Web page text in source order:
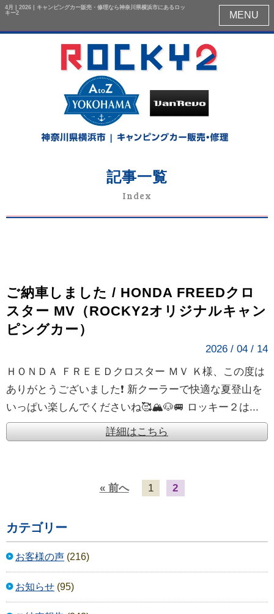
4月 | 2026 | キャンピングカー販売・修理なら神奈川県横浜市にあるロッ
キー2
MENU
記事一覧
Index
ご納車しました / HONDA FREEDクロ
スター MV（ROCKY2オリジナルキャン
ピングカー）
2026 / 04 / 14
ＨＯＮＤＡ ＦＲＥＥＤクロスター ＭＶ Ｋ様、この度は
ありがとうございました❗ 新クーラーで快適な夏登山を
いっぱい楽しんでくださいね🥰🏔️🐶🚐 ロッキー２は...
詳細はこちら
« 前へ 1 2
カテゴリー
お客様の声 (216)
お知らせ (95)